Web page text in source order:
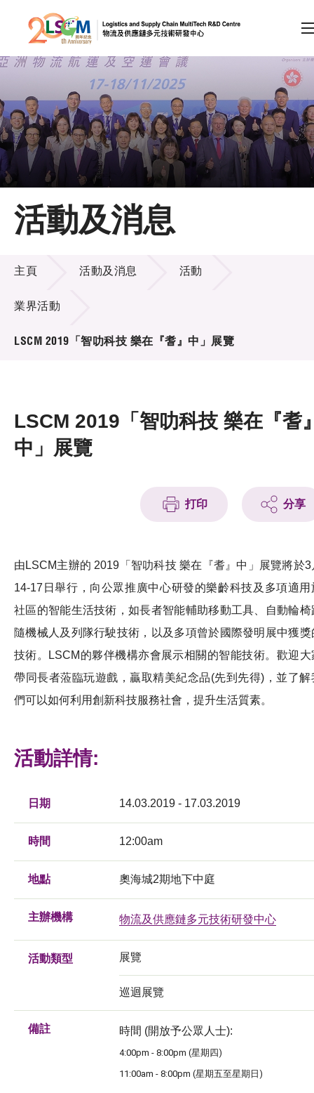
跳到內容（按回車鍵）
會員登入
A A EN 繁 简
主頁
關於LSCM
技術商品化
項目及資助計劃
新聞中心
活動及消息
活動及消息
主頁 活動及消息 活動
業界活動
LSCM 2019「智叻科技 樂在『耆』中」展覽
LSCM 2019「智叻科技 樂在『耆
中」展覽
打印 分享
由LSCM主辦的 2019「智叻科技 樂在『耆』中」展覽將於3
14-17日舉行，向公眾推廣中心研發的樂齡科技及多項適用
社區的智能生活技術，如長者智能輔助移動工具、自動輪椅
隨機械人及列隊行駛技術，以及多項曾於國際發明展中獲獎
技術。LSCM的夥伴機構亦會展示相關的智能技術。歡迎大
帶同長者蒞臨玩遊戲，贏取精美紀念品(先到先得)，並了解
們可以如何利用創新科技服務社會，提升生活質素。
活動詳情:
日期 14.03.2019 - 17.03.2019
時間 12:00am
地點 奧海城2期地下中庭
主辦機構 物流及供應鏈多元技術研發中心
活動類型 展覽
巡迴展覽
備註 時間 (開放予公眾人士):
4:00pm - 8:00pm (星期四)
11:00am - 8:00pm (星期五至星期日)